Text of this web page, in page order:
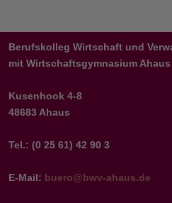
Berufskolleg Wirtschaft und
mit Wirtschaftsgymnasium Ahaus
Kusenhook 4-8
48683 Ahaus
Tel.: (0 25 61) 42 90 3
E-Mail: buero@bwv-ahaus.de